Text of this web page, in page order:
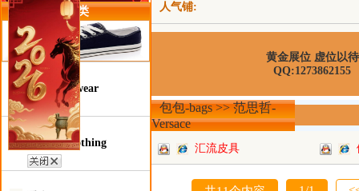
类目详细分类
鞋类-Footwear
服装类-Clothing
人气铺:
黄金展位 虚位以待
QQ:1273862155
包包-bags >> 范思哲-
Versace
汇流皮具